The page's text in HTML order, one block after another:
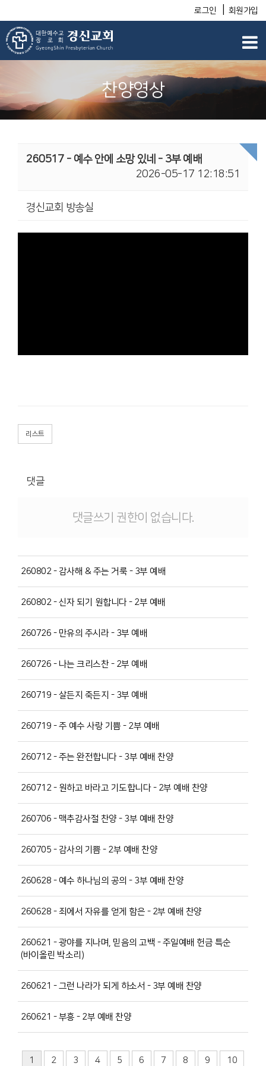
로그인 회원가입
찬양영상
260517 - 예수 안에 소망 있네 - 3부 예배
2026-05-17 12:18:51
경신교회 방송실
리스트
댓글
댓글쓰기 권한이 없습니다.
260802 - 감사해 & 주는 거룩 - 3부 예배
260802 - 신자 되기 원합니다 - 2부 예배
260726 - 만유의 주시라 - 3부 예배
260726 - 나는 크리스찬 - 2부 예배
260719 - 살든지 죽든지 - 3부 예배
260719 - 주 예수 사랑 기쁨 - 2부 예배
260712 - 주는 완전합니다 - 3부 예배 찬양
260712 - 원하고 바라고 기도합니다 - 2부 예배 찬양
260706 - 맥추감사절 찬양 - 3부 예배 찬양
260705 - 감사의 기쁨 - 2부 예배 찬양
260628 - 예수 하나님의 공의 - 3부 예배 찬양
260628 - 죄에서 자유를 얻게 함은 - 2부 예배 찬양
260621 - 광야를 지나며, 믿음의 고백 - 주일예배 헌금 특순
(바이올린 박소리)
260621 - 그런 나라가 되게 하소서 - 3부 예배 찬양
260621 - 부흥 - 2부 예배 찬양
1 2 3 4 5 6 7 8 9 10